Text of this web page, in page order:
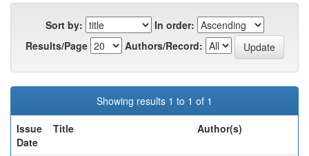
Sort by:
In order:
Results/Page
Authors/Record:
Showing results 1 to 1 of 1
Issue
Date
Title Author(s)